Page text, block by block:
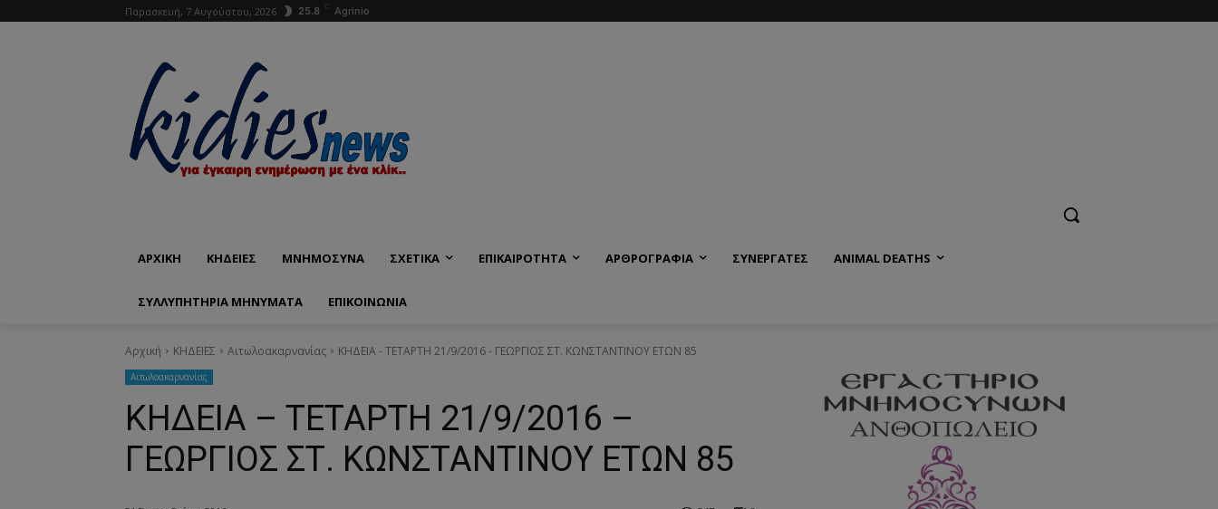
Παρασκευή, 7 Αυγούστου, 2026 25.8 C Agrinio
ΑΡΧΙΚΗ ΚΗΔΕΙΕΣ ΜΝΗΜΟΣΥΝΑ ΣΧΕΤΙΚΑ ΕΠΙΚΑΙΡΟΤΗΤΑ ΑΡΘΡΟΓΡΑΦΙΑ ΣΥΝΕΡΓΑΤΕΣ ANIMAL DEATHS
ΣΥΛΛΥΠΗΤΗΡΙΑ ΜΗΝΥΜΑΤΑ ΕΠΙΚΟΙΝΩΝΊΑ
Αρχική ΚΗΔΕΙΕΣ Aιτωλοακαρνανίας ΚΗΔΕΙΑ - ΤΕΤΑΡΤΗ 21/9/2016 - ΓΕΩΡΓΙΟΣ ΣΤ. ΚΩΝΣΤΑΝΤΙΝΟΥ ΕΤΩΝ 85
Aιτωλοακαρνανίας
ΚΗΔΕΙΑ – ΤΕΤΑΡΤΗ 21/9/2016 –
ΓΕΩΡΓΙΟΣ ΣΤ. ΚΩΝΣΤΑΝΤΙΝΟΥ ΕΤΩΝ 85